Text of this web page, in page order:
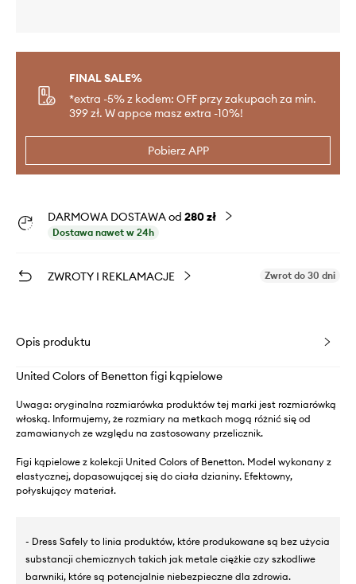
FINAL SALE%
*extra -5% z kodem: OFF przy zakupach za min.
399 zł. W appce masz extra -10%!
Pobierz APP
DARMOWA DOSTAWA od 280 zł
Dostawa nawet w 24h
ZWROTY I REKLAMACJE Zwrot do 30 dni
Opis produktu
United Colors of Benetton figi kąpielowe
Uwaga: oryginalna rozmiarówka produktów tej marki jest rozmiarówką
włoską. Informujemy, że rozmiary na metkach mogą różnić się od
zamawianych ze względu na zastosowany przelicznik.
Figi kąpielowe z kolekcji United Colors of Benetton. Model wykonany z
elastycznej, dopasowującej się do ciała dzianiny. Efektowny,
połyskujący materiał.
- Dress Safely to linia produktów, które produkowane są bez użycia
substancji chemicznych takich jak metale ciężkie czy szkodliwe
barwniki, które są potencjalnie niebezpieczne dla zdrowia.